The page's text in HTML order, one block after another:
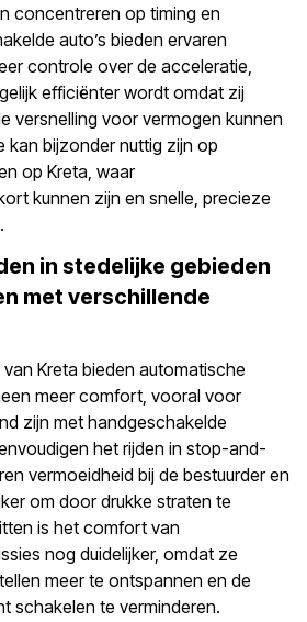
concentreren op timing en
auto’s bieden ervaren
controle over de acceleratie,
efficiënter wordt omdat zij
versnelling voor vermogen kunnen
kan bijzonder nuttig zijn op
op Kreta, waar
kunnen zijn en snelle, precieze
in stedelijke gebieden
met verschillende
Kreta bieden automatische
meer comfort, vooral voor
zijn met handgeschakelde
het rijden in stop-and-
vermoeidheid bij de bestuurder en
om door drukke straten te
is het comfort van
nog duidelijker, omdat ze
meer te ontspannen en de
schakelen te verminderen.